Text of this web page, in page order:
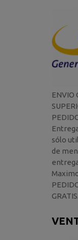
ENVIO
sólo
de
GRATIS.